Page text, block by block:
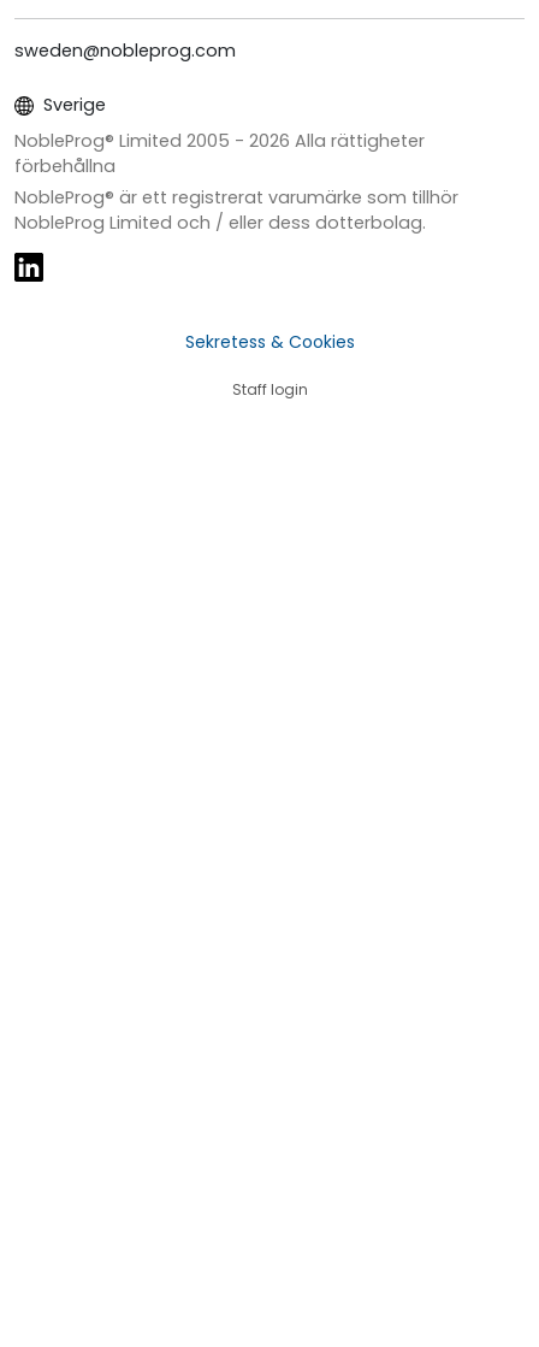
sweden@nobleprog.com
Sverige
NobleProg® Limited 2005 - 2026 Alla rättigheter
förbehållna
NobleProg® är ett registrerat varumärke som tillhör
NobleProg Limited och / eller dess dotterbolag.
Sekretess & Cookies
Staff login